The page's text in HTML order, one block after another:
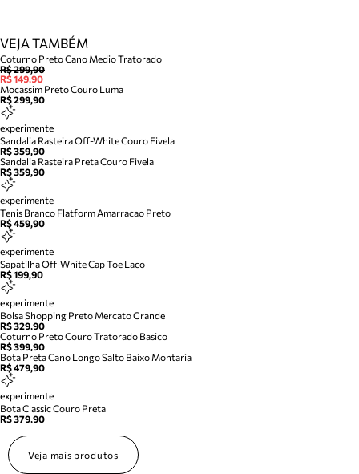
VEJA TAMBÉM
Coturno Preto Cano Medio Tratorado
R$ 299,90
R$ 149,90
Mocassim Preto Couro Luma
R$ 299,90
experimente
Sandalia Rasteira Off-White Couro Fivela
R$ 359,90
Sandalia Rasteira Preta Couro Fivela
R$ 359,90
experimente
Tenis Branco Flatform Amarracao Preto
R$ 459,90
experimente
Sapatilha Off-White Cap Toe Laco
R$ 199,90
experimente
Bolsa Shopping Preto Mercato Grande
R$ 329,90
Coturno Preto Couro Tratorado Basico
R$ 399,90
Bota Preta Cano Longo Salto Baixo Montaria
R$ 479,90
experimente
Bota Classic Couro Preta
R$ 379,90
Veja mais produtos